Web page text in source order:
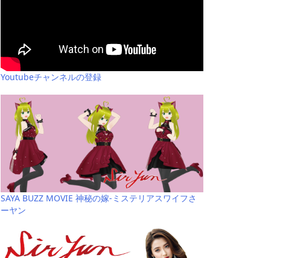
Youtubeチャンネルの登録
SAYA BUZZ MOVIE 神秘の嫁-ミステリアスワイフさ
ーヤン